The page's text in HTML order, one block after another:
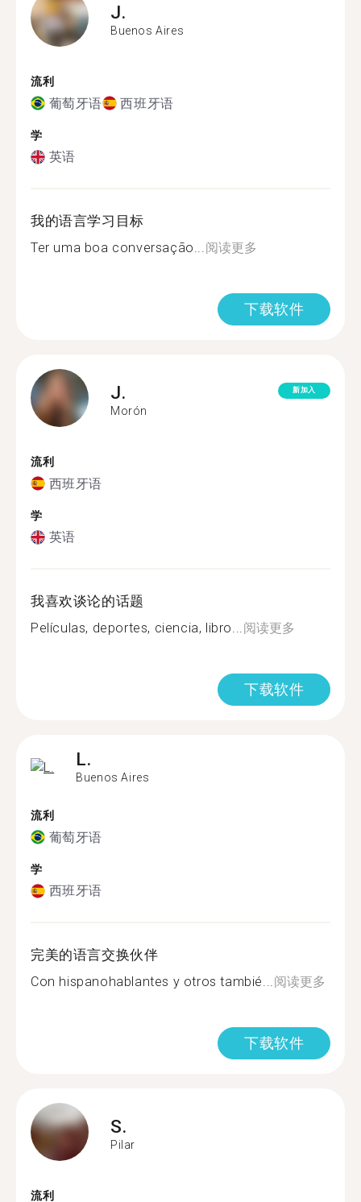
J.
Buenos Aires
流利
葡萄牙语 西班牙语
学
英语
我的语言学习目标
Ter uma boa conversação...阅读更多
下载软件
J.
Morón
新加入
流利
西班牙语
学
英语
我喜欢谈论的话题
Películas, deportes, ciencia, libro...阅读更多
下载软件
L.
Buenos Aires
流利
葡萄牙语
学
西班牙语
完美的语言交换伙伴
Con hispanohablantes y otros tambié...阅读更多
下载软件
S.
Pilar
流利